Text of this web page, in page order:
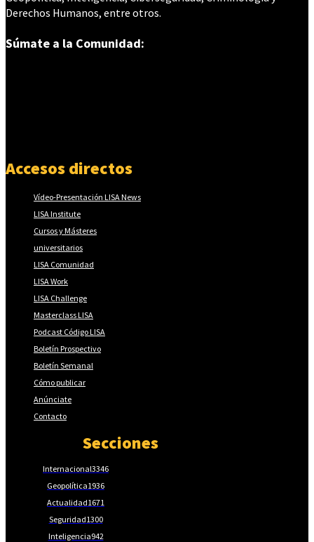
Derechos Humanos, entre otros.
Súmate a la Comunidad:
Accesos directos
Vídeo-Presentación LISA News
LISA Institute
Cursos y Másteres
universitarios
LISA Comunidad
LISA Work
LISA Challenge
Masterclass LISA
Podcast Código LISA
Boletín Prospectivo
Boletín Semanal
Cómo publicar
Anúnciate
Contacto
Secciones
Internacional3346
Geopolítica1936
Actualidad1671
Seguridad1300
Inteligencia942